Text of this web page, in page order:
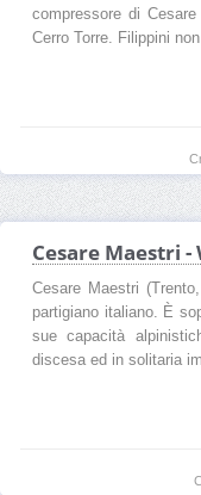
compressore di
Cerro Torre. Filippini
Cesare Maestri
Cesare Maestri
partigiano italiano. È
sue capacità
discesa ed in solitaria